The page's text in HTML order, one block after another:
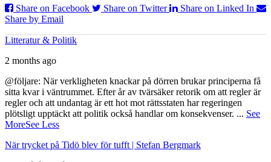
Share on Facebook
Share on Twitter
Share on Linked In
Share by Email
Litteratur & Politik
2 months ago
@följare: När verkligheten knackar på dörren brukar principerna få
sitta kvar i väntrummet. Efter år av tvärsäker retorik om att regler är
regler och att undantag är ett hot mot rättsstaten har regeringen
plötsligt upptäckt att politik också handlar om konsekvenser. ... See
MoreSee Less
När trycket på Tidö blev för tufft | Stefan Bergmark